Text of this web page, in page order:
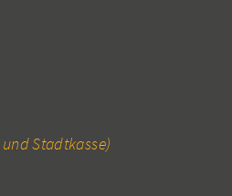
Stadtkasse)